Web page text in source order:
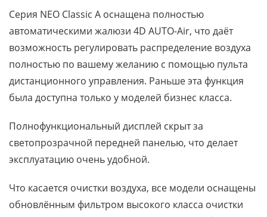
Серия NEO Classic A оснащена полностью
автоматическими жалюзи 4D AUTO-Air, что даёт
возможность регулировать распределение воздуха
полностью по вашему желанию с помощью пульта
дистанционного управления. Раньше эта функция
была доступна только у моделей бизнес класса.
Полнофункциональный дисплей скрыт за
светопрозрачной передней панелью, что делает
эксплуатацию очень удобной.
Что касается очистки воздуха, все модели оснащены
обновлённым фильтром высокого класса очистки